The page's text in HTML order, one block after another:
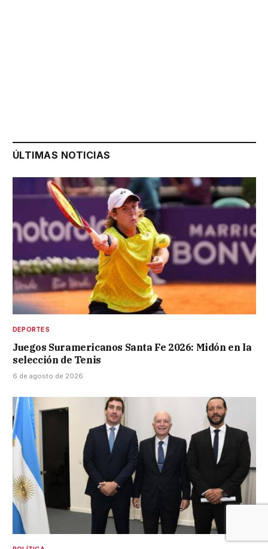
ÚLTIMAS NOTICIAS
DEPORTES
Juegos Suramericanos Santa Fe 2026: Midón en la
selección de Tenis
6 de agosto de 2026